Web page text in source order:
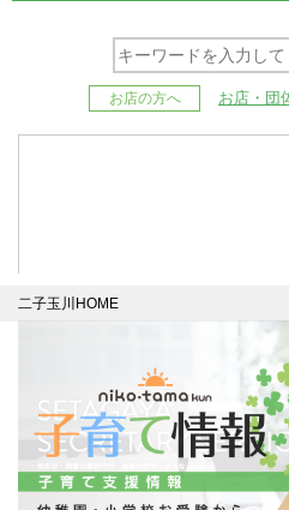
二子玉川HOME
お店の方へ お店・団